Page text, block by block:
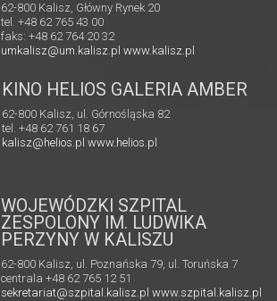
62-800 Kalisz, Główny Rynek 20
tel. +48 62 765 43 00
faks: +48 62 764 20 32
umkalisz@um.kalisz.plwww.kalisz.pl
KINO HELIOS GALERIA AMBER
62-800 Kalisz, ul. Górnośląska 82
tel. +48 62 761 18 67
kalisz@helios.pl www.helios.pl
WOJEWÓDZKI SZPITAL
ZESPOLONY IM. LUDWIKA
PERZYNY W KALISZU
62-800 Kalisz, ul. Poznańska 79, ul. Toruńska 7
centrala +48 62 765 12 51
sekretariat@szpital.kalisz.pl www.szpital.kalisz.pl